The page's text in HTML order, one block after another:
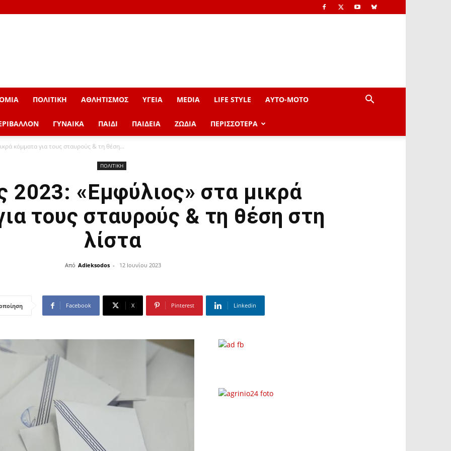
ΠΟΛΙΤΙΚΗ ΑΘΛΗΤΙΣΜΟΣ ΥΓΕΙΑ MEDIA LIFE STYLE AYTO-ΜOTO
ΓΥΝΑΙΚΑ ΠΑΙΔΙ ΠΑΙΔΕΙΑ ΖΩΔΙΑ ΠΕΡΙΣΣΟΤΕΡΑ
κόμματα για τους σταυρούς & τη θέση...
ΠΟΛΙΤΙΚΗ
2023: «Εμφύλιος» στα μικρά
τους σταυρούς & τη θέση στη
λίστα
Από Adieksodos - 12 Ιουνίου 2023
Facebook X Pinterest Linkedin